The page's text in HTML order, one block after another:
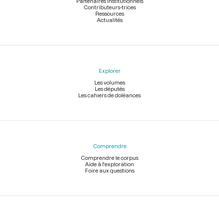
Contributeurs-trices
Ressources
Actualités
Explorer
Les volumes
Les députés
Les cahiers de doléances
Comprendre
Comprendre le corpus
Aide à l'exploration
Foire aux questions